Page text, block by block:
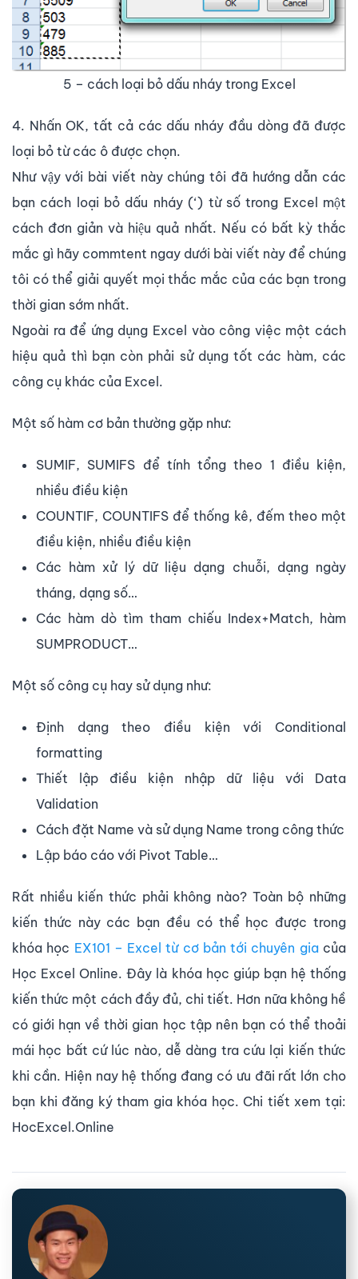
5 – cách loại bỏ dấu nháy trong Excel
4. Nhấn OK, tất cả các dấu nháy đầu dòng đã được
loại bỏ từ các ô được chọn.
Như vậy với bài viết này chúng tôi đã hướng dẫn các
bạn cách loại bỏ dấu nháy (‘) từ số trong Excel một
cách đơn giản và hiệu quả nhất. Nếu có bất kỳ thắc
mắc gì hãy commtent ngay dưới bài viết này để chúng
tôi có thể giải quyết mọi thắc mắc của các bạn trong
thời gian sớm nhất.
Ngoài ra để ứng dụng Excel vào công việc một cách
hiệu quả thì bạn còn phải sử dụng tốt các hàm, các
công cụ khác của Excel.
Một số hàm cơ bản thường gặp như:
SUMIF, SUMIFS để tính tổng theo 1 điều kiện,
nhiều điều kiện
COUNTIF, COUNTIFS để thống kê, đếm theo một
điều kiện, nhiều điều kiện
Các hàm xử lý dữ liệu dạng chuỗi, dạng ngày
tháng, dạng số…
Các hàm dò tìm tham chiếu Index+Match, hàm
SUMPRODUCT…
Một số công cụ hay sử dụng như:
Định dạng theo điều kiện với Conditional
formatting
Thiết lập điều kiện nhập dữ liệu với Data
Validation
Cách đặt Name và sử dụng Name trong công thức
Lập báo cáo với Pivot Table…
Rất nhiều kiến thức phải không nào? Toàn bộ những
kiến thức này các bạn đều có thể học được trong
khóa học EX101 – Excel từ cơ bản tới chuyên giacủa
Học Excel Online. Đây là khóa học giúp bạn hệ thống
kiến thức một cách đầy đủ, chi tiết. Hơn nữa không hề
có giới hạn về thời gian học tập nên bạn có thể thoải
mái học bất cứ lúc nào, dễ dàng tra cứu lại kiến thức
khi cần. Hiện nay hệ thống đang có ưu đãi rất lớn cho
bạn khi đăng ký tham gia khóa học. Chi tiết xem tại:
HocExcel.Online